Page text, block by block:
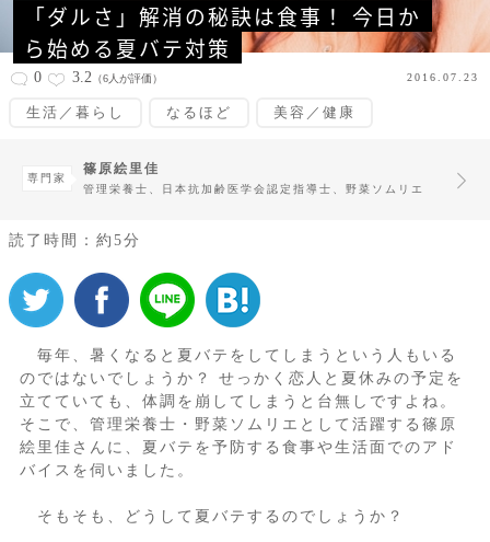
「ダルさ」解消の秘訣は食事！ 今日か
ら始める夏バテ対策
0 3.2 （6人が評価） 2016.07.23
生活／暮らし なるほど 美容／健康
専門家
篠原絵里佳
管理栄養士、日本抗加齢医学会認定指導士、野菜ソムリエ
読了時間：約5分
毎年、暑くなると夏バテをしてしまうという人もいる
のではないでしょうか？ せっかく恋人と夏休みの予定を
立てていても、体調を崩してしまうと台無しですよね。
そこで、管理栄養士・野菜ソムリエとして活躍する篠原
絵里佳さんに、夏バテを予防する食事や生活面でのアド
バイスを伺いました。
そもそも、どうして夏バテするのでしょうか？